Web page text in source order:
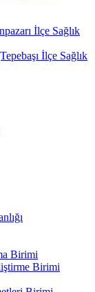
İlçe Sağlık
İlçe Sağlık
Birimi
Birimi